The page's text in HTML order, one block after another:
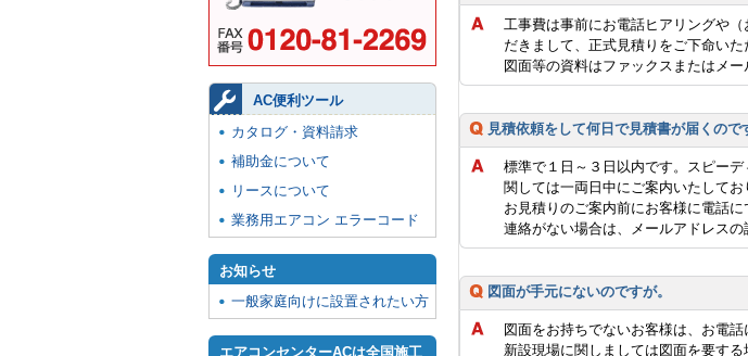
工事費は事前にお電話ヒアリングや
だきまして、正式見積りをご下命いた
図面等の資料はファックスまたはメー
見積依頼をして何日で見積書が届くので
標準で１日～３日以内です。スピー
関しては一両日中にご案内いたしてお
お見積りのご案内前にお客様に電話
連絡がない場合は、メールアドレス
図面が手元にないのですが。
図面をお持ちでないお客様は、お電
新設現場に関しましては図面を要す
AC便利ツール
カタログ・資料請求
補助金について
リースについて
業務用エアコン エラーコード
お知らせ
一般家庭向けに設置されたい方
エアコンセンターACは全国施工